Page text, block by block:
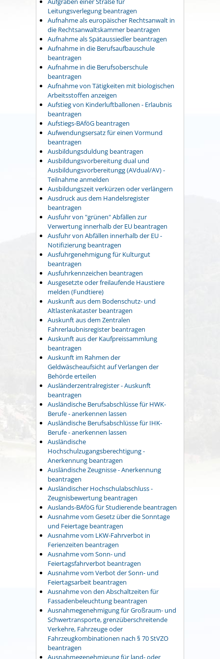
Leitungsverlegung beantragen
Aufnahme als europäischer Rechtsanwalt in
die Rechtsanwaltskammer beantragen
Aufnahme als Spätaussiedler beantragen
Aufnahme in die Berufsaufbauschule
beantragen
Aufnahme in die Berufsoberschule
beantragen
Aufnahme von Tätigkeiten mit biologischen
Arbeitsstoffen anzeigen
Aufstieg von Kinderluftballonen - Erlaubnis
beantragen
Aufstiegs-BAföG beantragen
Aufwendungsersatz für einen Vormund
beantragen
Ausbildungsduldung beantragen
Ausbildungsvorbereitung dual und
Ausbildungsvorbereitungg (AVdual/AV) -
Teilnahme anmelden
Ausbildungszeit verkürzen oder verlängern
Ausdruck aus dem Handelsregister
beantragen
Ausfuhr von "grünen" Abfällen zur
Verwertung innerhalb der EU beantragen
Ausfuhr von Abfällen innerhalb der EU -
Notifizierung beantragen
Ausfuhrgenehmigung für Kulturgut
beantragen
Ausfuhrkennzeichen beantragen
Ausgesetzte oder freilaufende Haustiere
melden (Fundtiere)
Auskunft aus dem Bodenschutz- und
Altlastenkataster beantragen
Auskunft aus dem Zentralen
Fahrerlaubnisregister beantragen
Auskunft aus der Kaufpreissammlung
beantragen
Auskunft im Rahmen der
Geldwäscheaufsicht auf Verlangen der
Behörde erteilen
Ausländerzentralregister - Auskunft
beantragen
Ausländische Berufsabschlüsse für HWK-
Berufe - anerkennen lassen
Ausländische Berufsabschlüsse für IHK-
Berufe - anerkennen lassen
Ausländische
Hochschulzugangsberechtigung -
Anerkennung beantragen
Ausländische Zeugnisse - Anerkennung
beantragen
Ausländischer Hochschulabschluss -
Zeugnisbewertung beantragen
Auslands-BAföG für Studierende beantragen
Ausnahme vom Gesetz über die Sonntage
und Feiertage beantragen
Ausnahme vom LKW-Fahrverbot in
Ferienzeiten beantragen
Ausnahme vom Sonn- und
Feiertagsfahrverbot beantragen
Ausnahme vom Verbot der Sonn- und
Feiertagsarbeit beantragen
Ausnahme von den Abschaltzeiten für
Fassadenbeleuchtung beantragen
Ausnahmegenehmigung für Großraum- und
Schwertransporte, grenzüberschreitende
Verkehre, Fahrzeuge oder
Fahrzeugkombinationen nach § 70 StVZO
beantragen
Ausnahmegenehmigung für land- oder